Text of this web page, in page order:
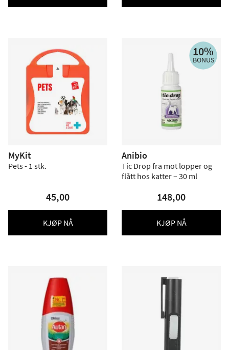
MyKit
Pets - 1 stk.
45,00
KJØP NÅ
10%
BONUS
Anibio
Tic Drop fra mot lopper og
flått hos katter – 30 ml
148,00
KJØP NÅ